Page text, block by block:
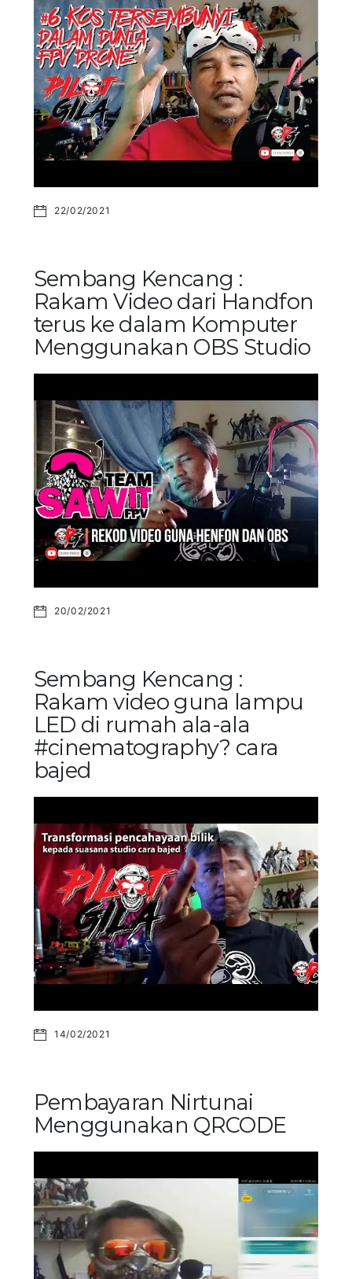
22/02/2021
Sembang Kencang :
Rakam Video dari Handfon
terus ke dalam Komputer
Menggunakan OBS Studio
20/02/2021
Sembang Kencang :
Rakam video guna lampu
LED di rumah ala-ala
#cinematography? cara
bajed
14/02/2021
Pembayaran Nirtunai
Menggunakan QRCODE